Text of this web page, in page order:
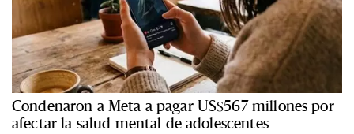
Condenaron a Meta a pagar US$567 millones por
afectar la salud mental de adolescentes